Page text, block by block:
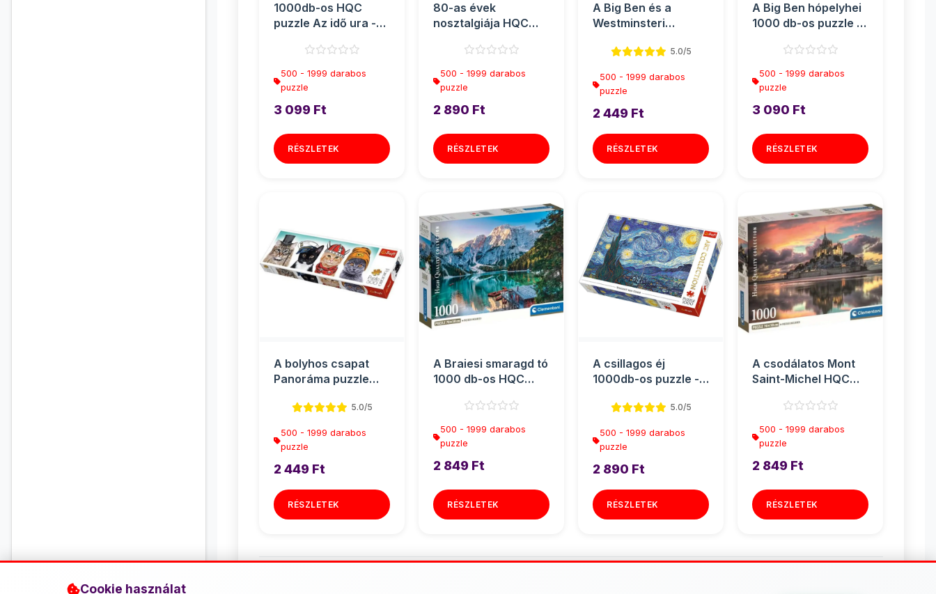
Cookie használat
1000db-os HQC
puzzle Az idő ura -
500 - 1999 darabos
puzzle
3 099 Ft
RÉSZLETEK
80-as évek
nosztalgiája HQC
Clementoni
500 - 1999 darabos
puzzle
2 890 Ft
RÉSZLETEK
A Big Ben és a
Westminsteri
Panoráma puz...5.0/5
500 - 1999 darabos
puzzle
2 449 Ft
RÉSZLETEK
A Big Ben hópelyhei
1000 db-os puzzle -
500 - 1999 darabos
puzzle
3 090 Ft
RÉSZLETEK
A bolyhos csapat
Panoráma puzzle
5.0/5
500 - 1999 darabos
puzzle
2 449 Ft
RÉSZLETEK
A Braiesi smaragd tó
1000 db-os HQC
500 - 1999 darabos
puzzle
2 849 Ft
RÉSZLETEK
A csillagos éj
1000db-os puzzle -
5.0/5
500 - 1999 darabos
puzzle
2 890 Ft
RÉSZLETEK
A csodálatos Mont
Saint-Michel HQC
poszter...
500 - 1999 darabos
puzzle
2 849 Ft
RÉSZLETEK